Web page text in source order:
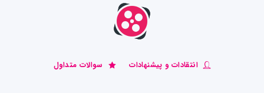
انتقادات و پیشنهادات سوالات متداول